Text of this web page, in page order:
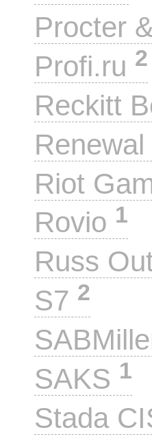
Procter
Profi.ru 2
Reckitt
Renewal
Riot
Rovio 1
Russ
S7 2
SAKS 1
Stada